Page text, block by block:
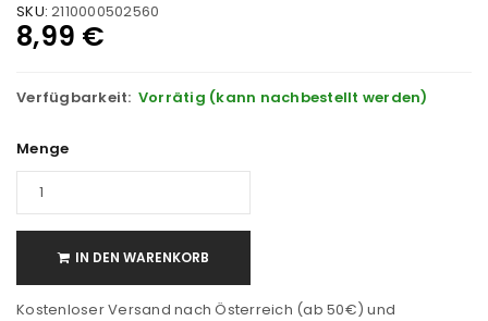
SKU: 2110000502560
8,99 €
Verfügbarkeit: Vorrätig (kann nachbestellt werden)
Menge
IN DEN WARENKORB
Kostenloser Versand nach Österreich (ab 50€) und